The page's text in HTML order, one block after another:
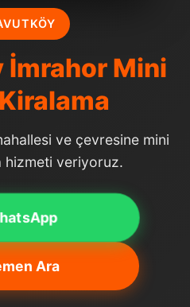
Mini
ve çevresine mini
hizmeti veriyoruz.
Ara